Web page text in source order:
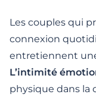
Les couples qui
connexion
entretiennent
L’intimité
physique dans la